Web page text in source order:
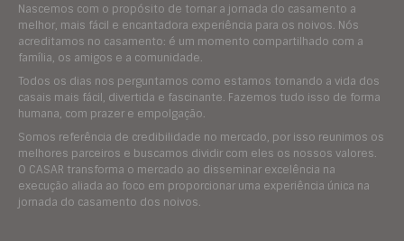
Nascemos com o propósito de tornar a jornada do casamento a
melhor, mais fácil e encantadora experiência para os noivos. Nós
acreditamos no casamento: é um momento compartilhado com a
família, os amigos e a comunidade.
Todos os dias nos perguntamos como estamos tornando a vida dos
casais mais fácil, divertida e fascinante. Fazemos tudo isso de forma
humana, com prazer e empolgação.
Somos referência de credibilidade no mercado, por isso reunimos os
melhores parceiros e buscamos dividir com eles os nossos valores.
O CASAR transforma o mercado ao disseminar excelência na
execução aliada ao foco em proporcionar uma experiência única na
jornada do casamento dos noivos.